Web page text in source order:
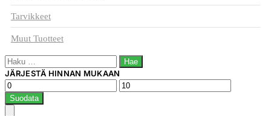
Tarvikkeet
Muut Tuotteet
Haku:
JÄRJESTÄ HINNAN MUKAAN
Minimihinta Maksimihinta
Suodata